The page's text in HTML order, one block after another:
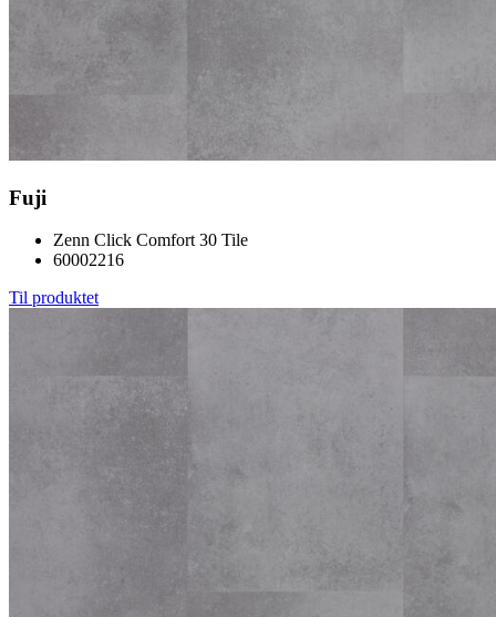
Fuji
Zenn Click Comfort 30 Tile
60002216
Til produktet